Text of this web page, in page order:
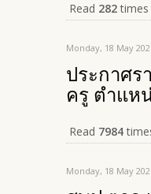
Read 282times
Monday, 18 May
ประกาศร
ครู ตำแห
Read 7984
Monday, 18 May